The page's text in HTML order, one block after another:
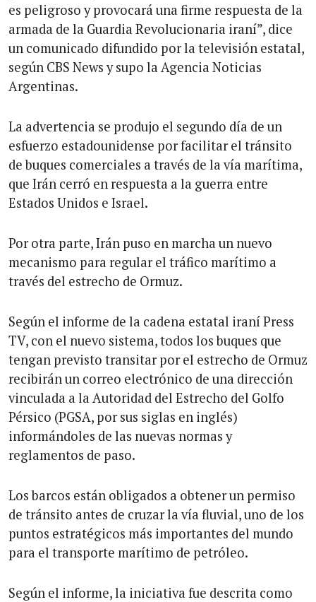
es peligroso y provocará una firme respuesta de la
armada de la Guardia Revolucionaria iraní”, dice
un comunicado difundido por la televisión estatal,
según CBS News y supo la Agencia Noticias
Argentinas.
La advertencia se produjo el segundo día de un
esfuerzo estadounidense por facilitar el tránsito
de buques comerciales a través de la vía marítima,
que Irán cerró en respuesta a la guerra entre
Estados Unidos e Israel.
Por otra parte, Irán puso en marcha un nuevo
mecanismo para regular el tráfico marítimo a
través del estrecho de Ormuz.
Según el informe de la cadena estatal iraní Press
TV, con el nuevo sistema, todos los buques que
tengan previsto transitar por el estrecho de Ormuz
recibirán un correo electrónico de una dirección
vinculada a la Autoridad del Estrecho del Golfo
Pérsico (PGSA, por sus siglas en inglés)
informándoles de las nuevas normas y
reglamentos de paso.
Los barcos están obligados a obtener un permiso
de tránsito antes de cruzar la vía fluvial, uno de los
puntos estratégicos más importantes del mundo
para el transporte marítimo de petróleo.
Según el informe, la iniciativa fue descrita como